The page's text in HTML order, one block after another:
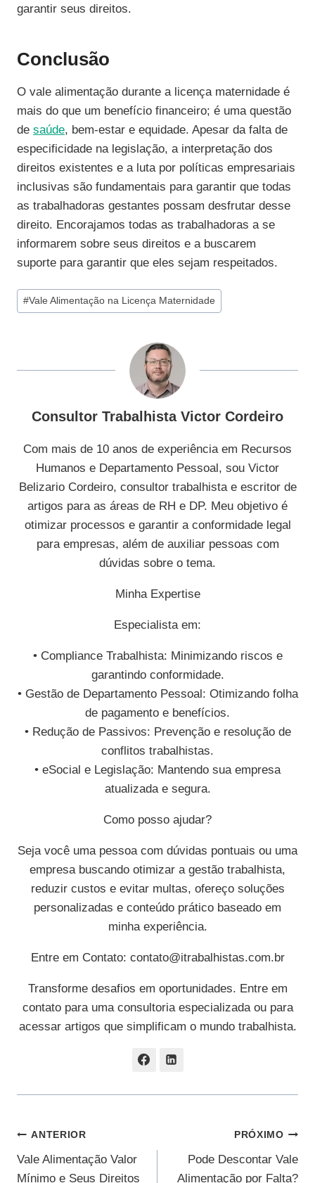
garantir seus direitos.
Conclusão
O vale alimentação durante a licença maternidade é
mais do que um benefício financeiro; é uma questão
de saúde, bem-estar e equidade. Apesar da falta de
especificidade na legislação, a interpretação dos
direitos existentes e a luta por políticas empresariais
inclusivas são fundamentais para garantir que todas
as trabalhadoras gestantes possam desfrutar desse
direito. Encorajamos todas as trabalhadoras a se
informarem sobre seus direitos e a buscarem
suporte para garantir que eles sejam respeitados.
Tags
do
#Vale Alimentação na Licença Maternidade
Consultor Trabalhista Victor Cordeiro
Com mais de 10 anos de experiência em Recursos
Humanos e Departamento Pessoal, sou Victor
Belizario Cordeiro, consultor trabalhista e escritor de
artigos para as áreas de RH e DP. Meu objetivo é
otimizar processos e garantir a conformidade legal
para empresas, além de auxiliar pessoas com
dúvidas sobre o tema.
Minha Expertise
Especialista em:
• Compliance Trabalhista: Minimizando riscos e
garantindo conformidade.
• Gestão de Departamento Pessoal: Otimizando folha
de pagamento e benefícios.
• Redução de Passivos: Prevenção e resolução de
conflitos trabalhistas.
• eSocial e Legislação: Mantendo sua empresa
atualizada e segura.
Como posso ajudar?
Seja você uma pessoa com dúvidas pontuais ou uma
empresa buscando otimizar a gestão trabalhista,
reduzir custos e evitar multas, ofereço soluções
personalizadas e conteúdo prático baseado em
minha experiência.
Entre em Contato: contato@itrabalhistas.com.br
Transforme desafios em oportunidades. Entre em
contato para uma consultoria especializada ou para
acessar artigos que simplificam o mundo trabalhista.
Navegação
De
ANTERIOR
Vale Alimentação Valor
Mínimo e Seus Direitos
PRÓXIMO
Pode Descontar Vale
Alimentação por Falta?